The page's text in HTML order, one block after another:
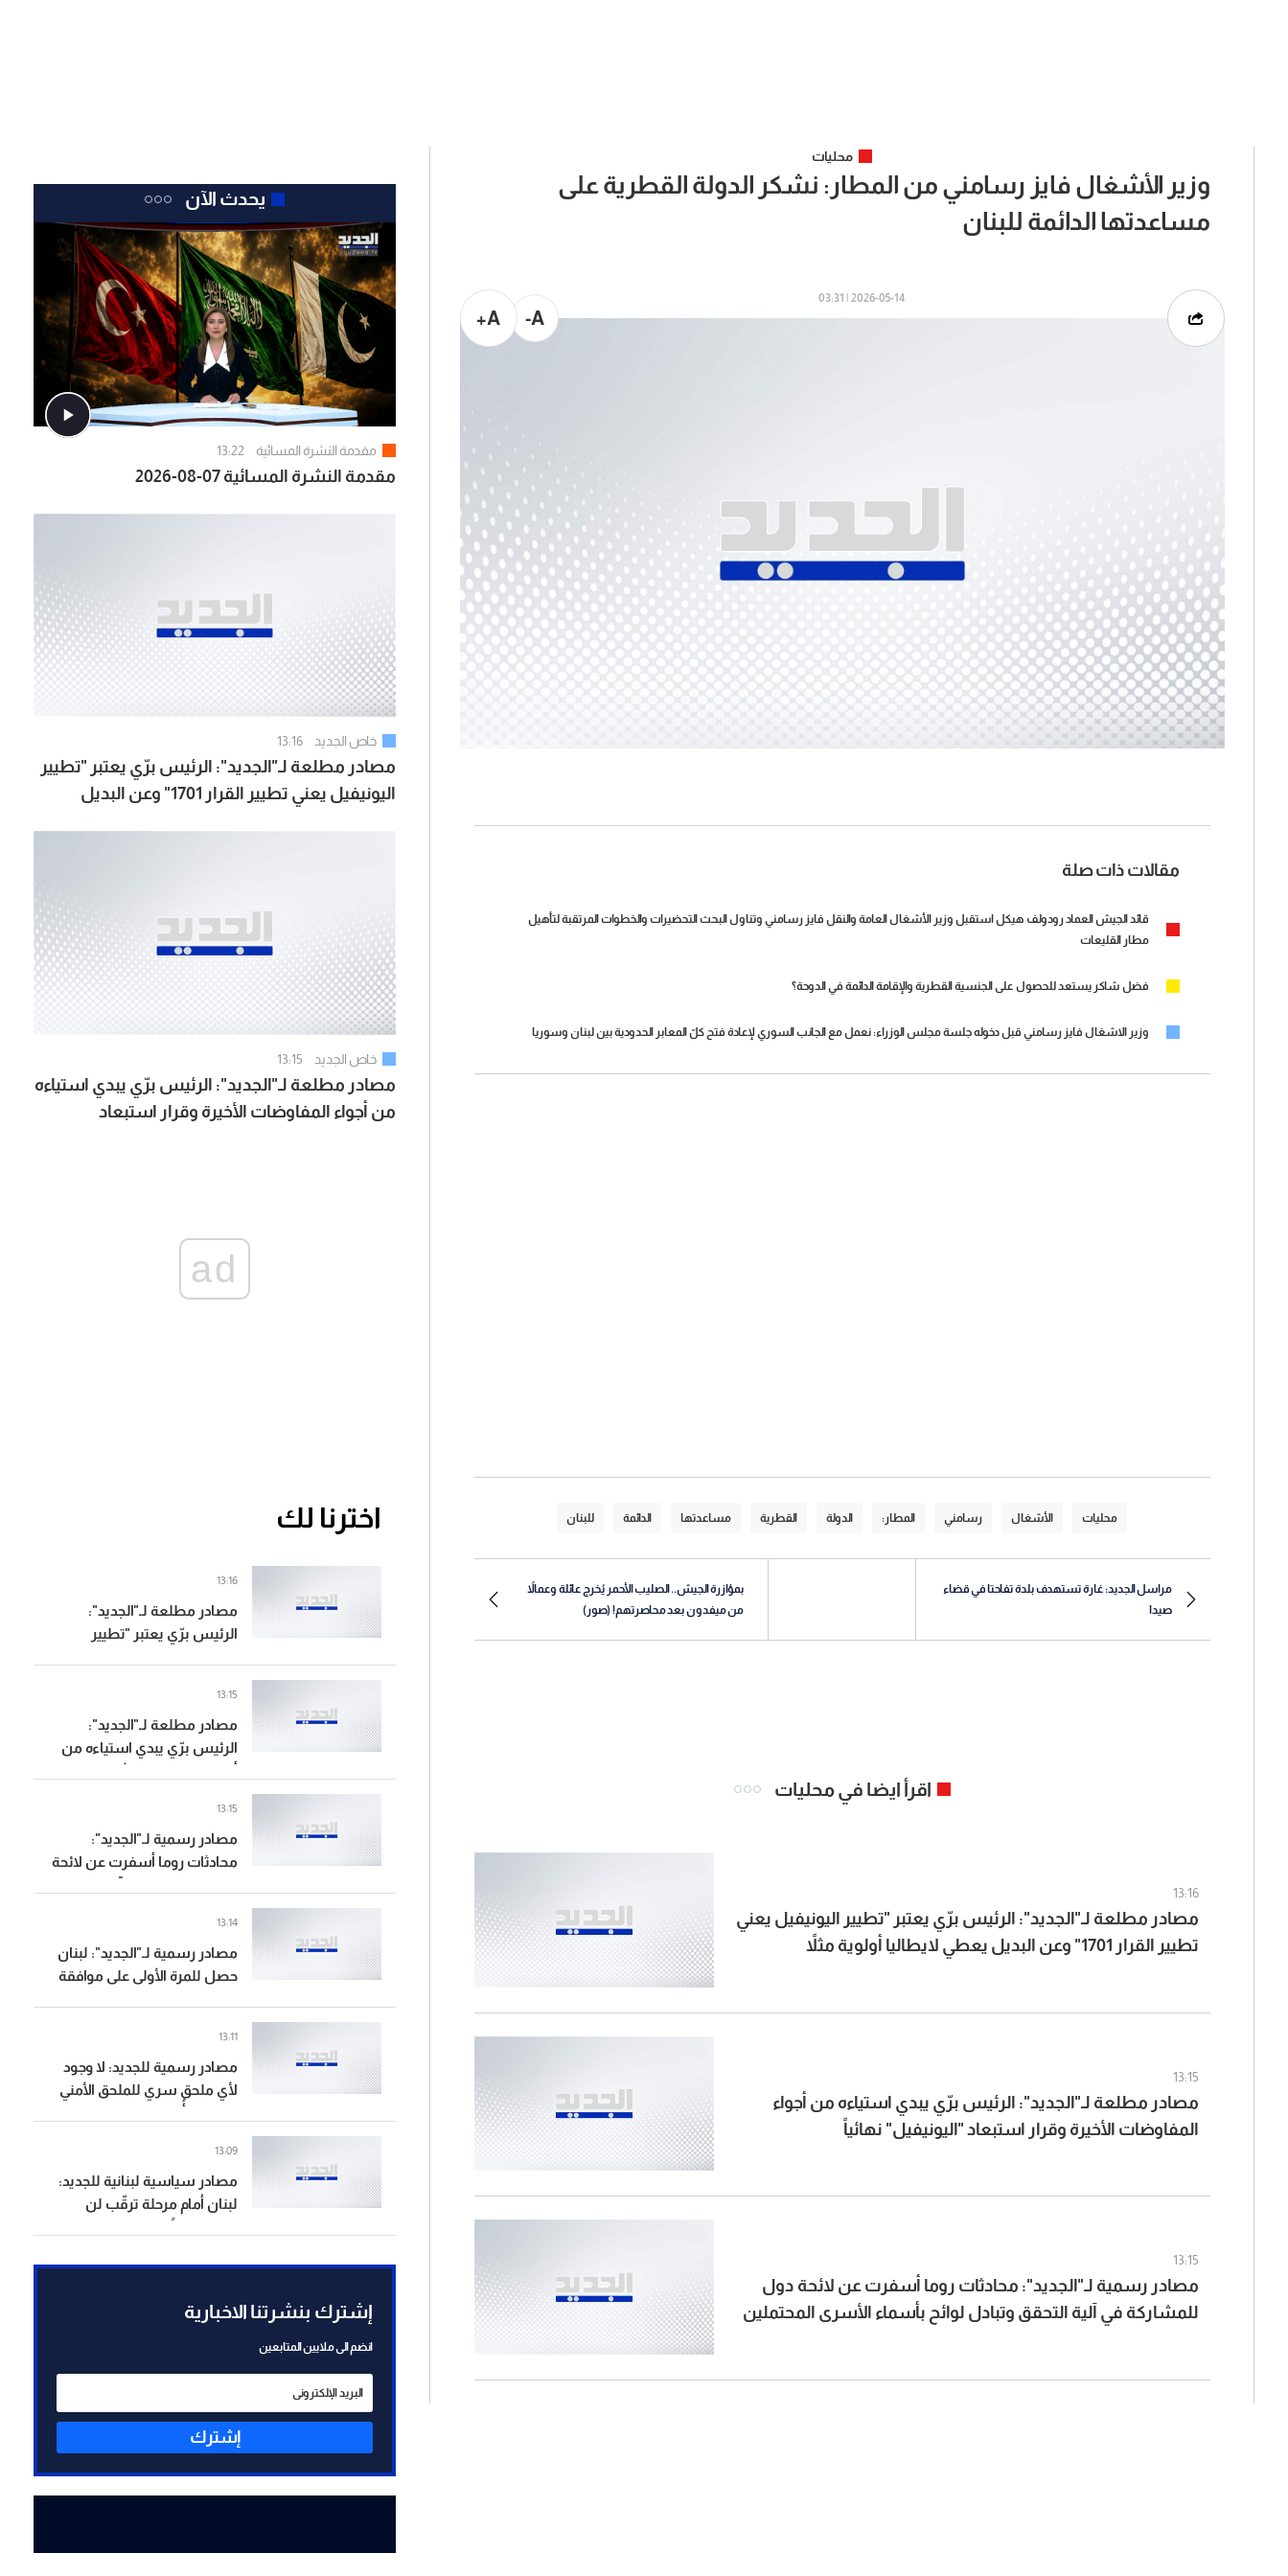
محليات
وزير الأشغال فايز رسامني من المطار: نشكر الدولة القطرية على
مساعدتها الدائمة للبنان
2026-05-14 | 03:31
A-
A+
مقالات ذات صلة
قائد الجيش العماد رودولف هيكل استقبل وزير الأشغال العامة والنقل فايز رسامني وتناول البحث التحضيرات والخطوات المرتقبة لتأهيل
مطار القليعات
فضل شاكر يستعد للحصول على الجنسية القطرية والإقامة الدائمة في الدوحة؟
وزير الاشغال فايز رسامني قبل دخوله جلسة مجلس الوزراء: نعمل مع الجانب السوري لإعادة فتح كلّ المعابر الحدودية بين لبنان وسوريا
محليات الأشغال رسامني المطار: الدولة القطرية مساعدتها الدائمة للبنان
مراسل الجديد: غارة تستهدف بلدة تفاحتا في قضاء
صيدا
بمؤازرة الجيش.. الصليب الأحمر يُخرج عائلة وعمالاً
من ميفدون بعد محاصرتهم! (صور)
اقرأ ايضا في محليات
13:16
مصادر مطلعة لـ"الجديد": الرئيس برّي يعتبر "تطيير اليونيفيل يعني
تطيير القرار 1701" وعن البديل يعطي لايطاليا أولوية مثلاً
13:15
مصادر مطلعة لـ"الجديد": الرئيس برّي يبدي استياءه من أجواء
المفاوضات الأخيرة وقرار استبعاد "اليونيفيل" نهائياً
13:15
مصادر رسمية لـ"الجديد": محادثات روما أسفرت عن لائحة دول
للمشاركة في آلية التحقق وتبادل لوائح بأسماء الأسرى المحتملين
يحدث الآن
مقدمة النشرة المسائية 13:22
مقدمة النشرة المسائية 07-08-2026
خاص الجديد 13:16
مصادر مطلعة لـ"الجديد": الرئيس برّي يعتبر "تطيير
اليونيفيل يعني تطيير القرار 1701" وعن البديل
خاص الجديد 13:15
مصادر مطلعة لـ"الجديد": الرئيس برّي يبدي استياءه
من أجواء المفاوضات الأخيرة وقرار استبعاد
ad
اخترنا لك
مصادر مطلعة لـ"الجديد":
الرئيس برّي يعتبر "تطيير
لايطاليا أولوية مثلاً
13:16
مصادر مطلعة لـ"الجديد":
الرئيس برّي يبدي استياءه من
13:15
مصادر رسمية لـ"الجديد":
محادثات روما أسفرت عن لائحة
المحتملين
13:15
مصادر رسمية لـ"الجديد": لبنان
حصل للمرة الأولى على موافقة
ميدانياً
13:14
مصادر رسمية للجديد: لا وجود
لأي ملحق سري للملحق الأمني
الجيش وباتت معروفة
13:11
مصادر سياسية لبنانية للجديد:
لبنان أمام مرحلة ترقّب لن
13:09
إشترك بنشرتنا الاخبارية
انضم الى ملايين المتابعين
إشترك